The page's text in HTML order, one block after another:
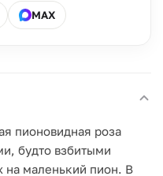
MAX
пионовидная роза
будто взбитыми
на маленький пион. В